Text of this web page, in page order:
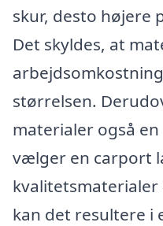
skur, desto højere
Det skyldes, at
størrelsen.
materialer også
vælger en carport
kan det resultere i